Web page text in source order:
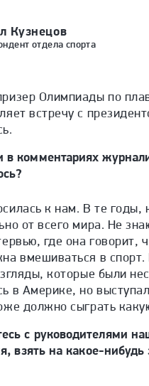
Кузнецов
отдела спорта
Олимпиады по
встречу с
комментариях
к нам. В те годы,
от всего мира. Не
где она говорит,
вмешиваться в спорт.
которые были
в Америке, но
должно сыграть
с руководителями
взять на какое-